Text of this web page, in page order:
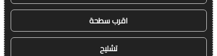
اقرب سطحة
تشليح